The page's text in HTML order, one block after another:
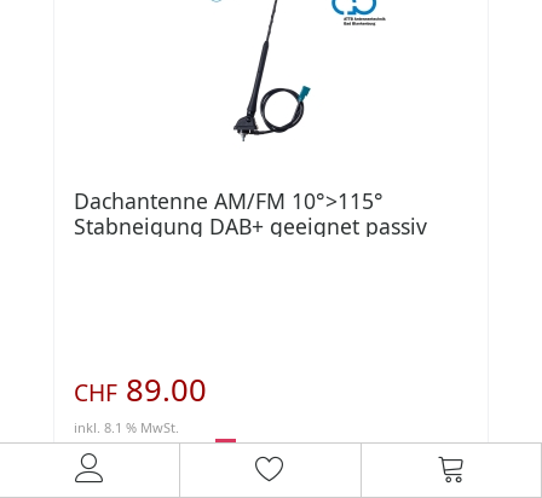
Dachantenne AM/FM 10°>115°
Stabneigung DAB+ geeignet passiv
CHF 89.00
inkl. 8.1 % MwSt.
Lagerbestand: 0
Art.Nr.: 101750